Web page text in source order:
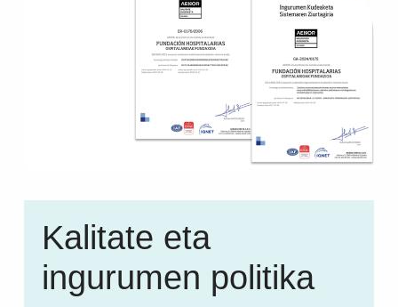
Kalitate eta
ingurumen politika